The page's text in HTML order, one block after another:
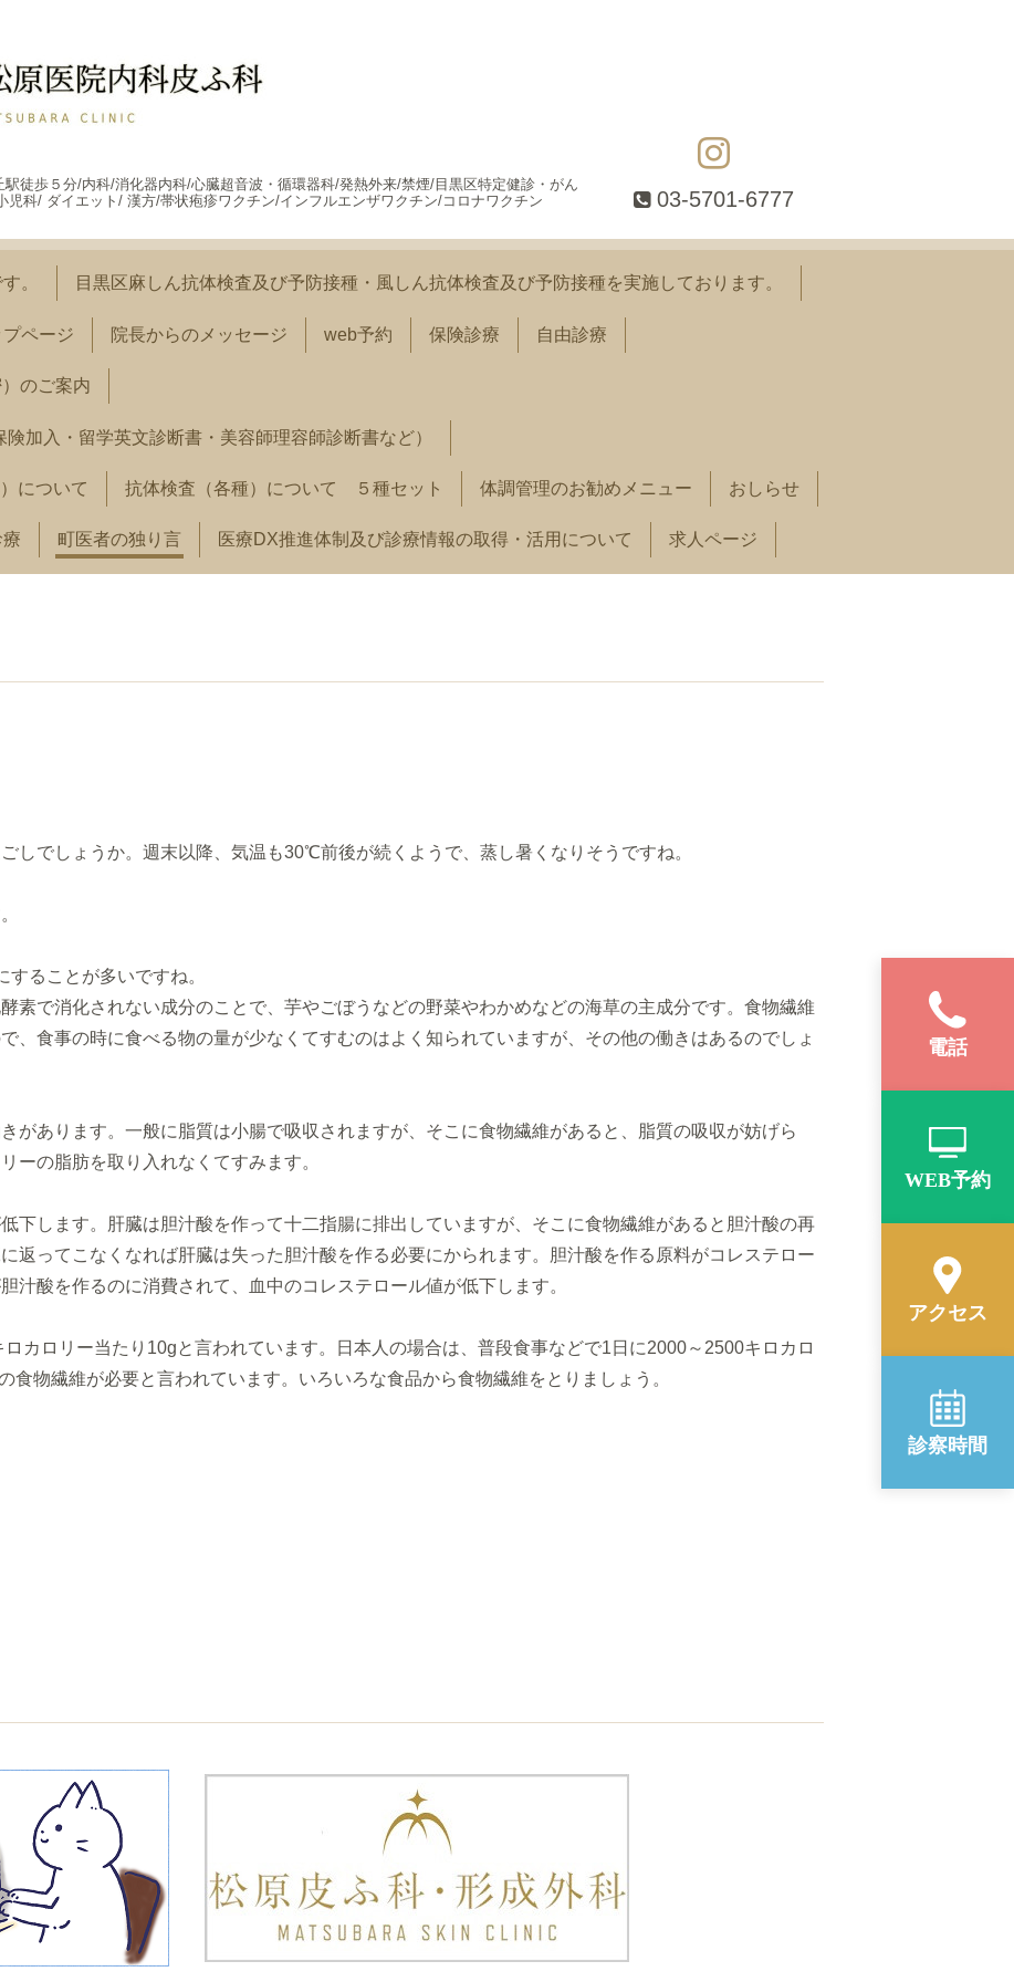
徒歩５分/内科/消化器内科/心臓超音波・循環器科/発熱外来/禁煙/目黒区特定健診・がん
科/ ダイエット/ 漢方/帯状疱疹ワクチン/インフルエンザワクチン/コロナワクチン
03-5701-6777
。 目黒区麻しん抗体検査及び予防接種・風しん抗体検査及び予防接種を実施しております。
プページ 院長からのメッセージ web予約 保険診療 自由診療
のご案内
加入・留学英文診断書・美容師理容師診断書など）
について 抗体検査（各種）について ５種セット 体調管理のお勧めメニュー おしらせ
町医者の独り言 医療DX推進体制及び診療情報の取得・活用について 求人ページ
しでしょうか。週末以降、気温も30℃前後が続くようで、蒸し暑くなりそうですね。
ることが多いですね。
素で消化されない成分のことで、 芋やごぼうなどの野菜やわかめなどの海草の主成分です。 食物繊維
、 食事の時に食べる物の量が少なくてすむのはよく知られていますが、その他の働きはあるのでしょ
があります。 一般に脂質は小腸で吸収されますが、そこに食物繊維があると、 脂質の吸収が妨げら
ーの脂肪を取り入れなくてすみま す。
下します。 肝臓は胆汁酸を作って十二指腸に排出していますが、 そこに食物繊維があると胆汁酸の再
返ってこなくなれば肝臓は失った胆汁酸を作る必要にかられます。胆汁酸を作る原料がコレステロー
汁酸を作るのに消費されて、 血中のコレステロール値が低下します。
ロカロリー当たり10gと言われています。 日本人の場合は、普段食事などで1日に2000～2500キロカロ
食物繊維が必要と言われています。 いろいろな食品から食物繊維をとりましょう。
電話
WEB予約
アクセス
診察時間